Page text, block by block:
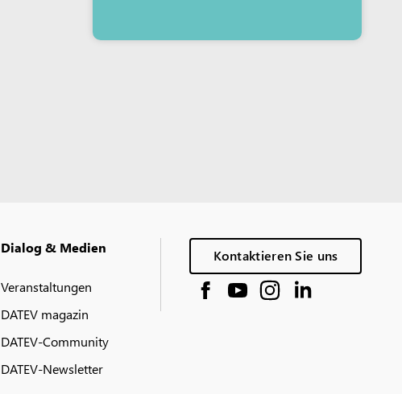
Dialog & Medien
Veranstaltungen
DATEV magazin
DATEV-Community
DATEV-Newsletter
Kontaktieren Sie uns